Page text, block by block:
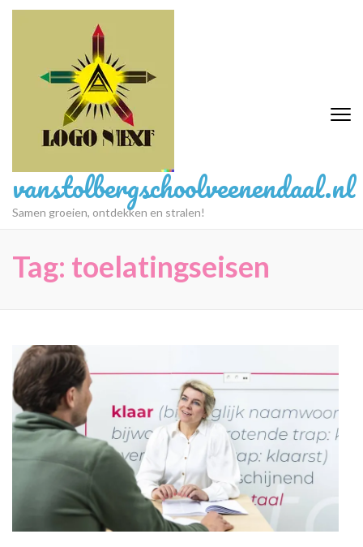
Ga
vanstolbergschoolveenendaal.nl
Samen groeien, ontdekken en stralen!
Tag: toelatingseisen